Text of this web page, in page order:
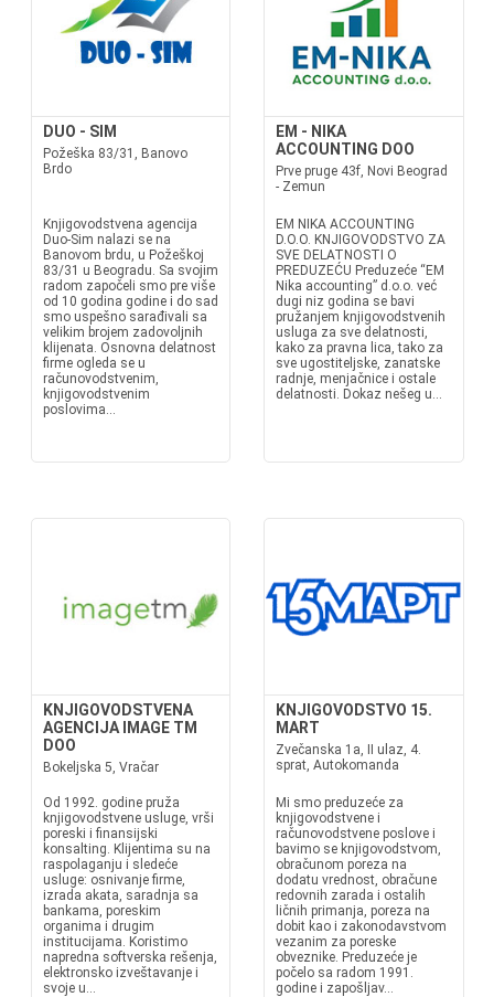
DUO - SIM
Požeška 83/31, Banovo
Brdo
Knjigovodstvena agencija
Duo-Sim nalazi se na
Banovom brdu, u Požeškoj
83/31 u Beogradu. Sa svojim
radom započeli smo pre više
od 10 godina godine i do sad
smo uspešno sarađivali sa
velikim brojem zadovoljnih
klijenata. Osnovna delatnost
firme ogleda se u
računovodstvenim,
knjigovodstvenim
poslovima...
EM - NIKA
ACCOUNTING DOO
Prve pruge 43f, Novi Beograd
- Zemun
EM NIKA ACCOUNTING
D.O.O. KNJIGOVODSTVO ZA
SVE DELATNOSTI O
PREDUZEĆU Preduzeće “EM
Nika accounting” d.o.o. već
dugi niz godina se bavi
pružanjem knjigovodstvenih
usluga za sve delatnosti,
kako za pravna lica, tako za
sve ugostiteljske, zanatske
radnje, menjačnice i ostale
delatnosti. Dokaz nešeg u...
KNJIGOVODSTVENA
AGENCIJA IMAGE TM
DOO
Bokeljska 5, Vračar
Od 1992. godine pruža
knjigovodstvene usluge, vrši
poreski i finansijski
konsalting. Klijentima su na
raspolaganju i sledeće
usluge: osnivanje firme,
izrada akata, saradnja sa
bankama, poreskim
organima i drugim
institucijama. Koristimo
napredna softverska rešenja,
elektronsko izveštavanje i
svoje u...
KNJIGOVODSTVO 15.
MART
Zvečanska 1a, II ulaz, 4.
sprat, Autokomanda
Mi smo preduzeće za
knjigovodstvene i
računovodstvene poslove i
bavimo se knjigovodstvom,
obračunom poreza na
dodatu vrednost, obračune
redovnih zarada i ostalih
ličnih primanja, poreza na
dobit kao i zakonodavstvom
vezanim za poreske
obveznike. Preduzeće je
počelo sa radom 1991.
godine i zapošljav...